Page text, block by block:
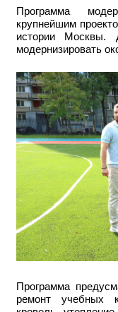
Программа
крупнейшим
истории Москвы.
модернизировать
Программа
ремонт учебных